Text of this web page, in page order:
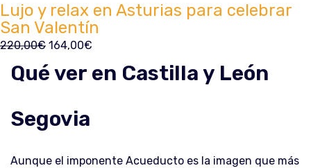
Lujo y relax en Asturias para celebrar
San Valentín
220,00€ 164,00€
Qué ver en Castilla y León
Segovia
Aunque el imponente Acueducto es la imagen que más